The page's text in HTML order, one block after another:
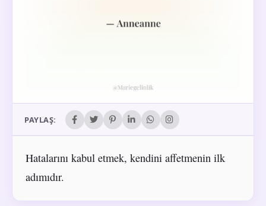
PAYLAŞ:
Hatalarını kabul etmek, kendini affetmenin ilk
adımıdır.